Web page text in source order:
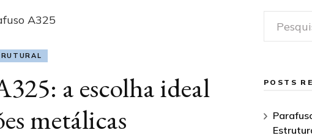
a escolha ideal
metálicas
por:
POSTS